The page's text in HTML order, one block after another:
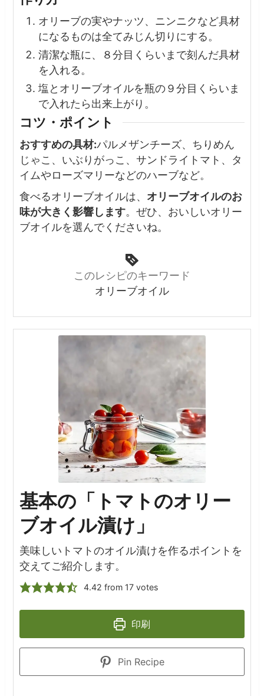
オリーブの実やナッツ、ニンニクなど具材
になるものは全てみじん切りにする。
清潔な瓶に、８分目くらいまで刻んだ具材
を入れる。
塩とオリーブオイルを瓶の９分目くらいま
で入れたら出来上がり。
コツ・ポイント
おすすめの具材:パルメザンチーズ、ちりめん
じゃこ、いぶりがっこ、サンドライトマト、タ
イムやローズマリーなどのハーブなど。
食べるオリーブオイルは、 オリーブオイルのお
味が大きく影響します。ぜひ、おいしいオリー
ブオイルを選んでくださいね。
このレシピのキーワード
オリーブオイル
基本の「トマトのオリー
ブオイル漬け」
美味しいトマトのオイル漬けを作るポイントを
交えてご紹介します。
4.42 from 17votes
印刷
Pin Recipe